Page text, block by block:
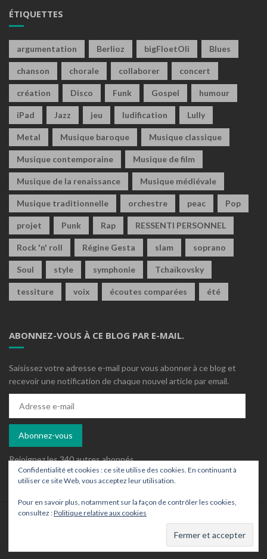
ÉTIQUETTES
argumentation Berlioz bigFloetOli Blues
chanson chorale collaborer concert
création Disco Funk Gospel humour
iPad Jazz jeu ludification Lully
Metal Musique baroque Musique classique
Musique contemporaine Musique de film
Musique de la renaissance Musique médiévale
Musique traditionnelle orchestre peac Pop
projet Punk Rap RESSENTI PERSONNEL
Rock 'n' roll Régine Gesta slam soprano
Soul style symphonie Tchaïkovsky
tessiture voix écoutes comparées été
ABONNEZ-VOUS À CE BLOG PAR E-MAIL.
Saisissez votre adresse e-mail pour vous abonner à ce blog et
recevoir une notification de chaque nouvel article par email.
mail
Abonnez-vous
Rejoignez les 340 autres abonnés
Archives
Sylaz
Confidentialité et cookies : ce site utilise des cookies. En continuant à
utiliser ce site Web, vous acceptez leur utilisation.
Pour en savoir plus, notamment sur la façon de contrôler les cookies,
consultez :Politique relative aux cookies